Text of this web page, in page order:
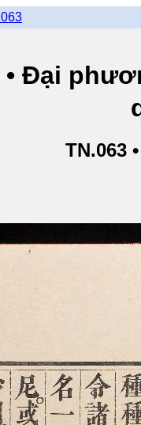
• Đại
TN.063